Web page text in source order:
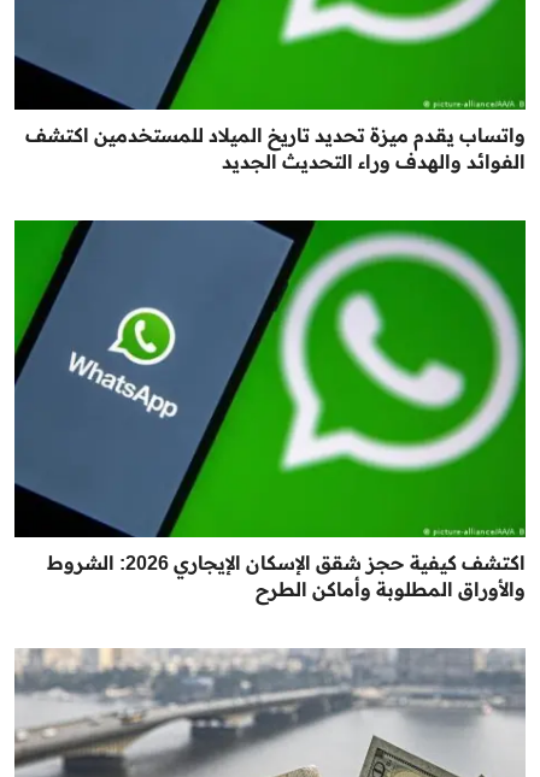
واتساب يقدم ميزة تحديد تاريخ الميلاد للمستخدمين اكتشف
الفوائد والهدف وراء التحديث الجديد
اكتشف كيفية حجز شقق الإسكان الإيجاري 2026: الشروط
والأوراق المطلوبة وأماكن الطرح